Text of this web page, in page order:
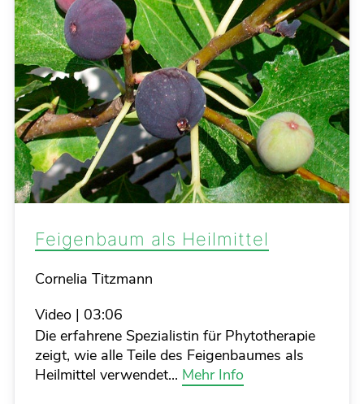
Feigenbaum als Heilmittel
Details
Cornelia Titzmann
Video | 03:06
Die erfahrene Spezialistin für Phytotherapie
zeigt, wie alle Teile des Feigenbaumes als
Heilmittel verwendet... Mehr Info